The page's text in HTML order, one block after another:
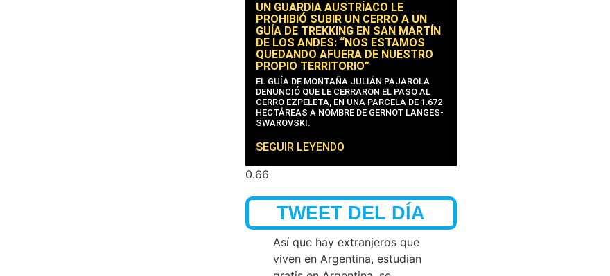
UN GUARDIA AUSTRÍACO LE
PROHIBIÓ SUBIR UN CERRO A UN
GUÍA DE TREKKING EN SAN MARTÍN
DE LOS ANDES: “NOS ESTAMOS
QUEDANDO AFUERA DE NUESTRO
PROPIO TERRITORIO”
EL GUÍA DE MONTAÑA JULIÁN PAJAROLA
DENUNCIÓ QUE LE CERRARON EL PASO AL
CERRO EZPELETA, EN UNA PARCELA DE 1.672
HECTÁREAS A NOMBRE DE GERNOT LANGES-
SWAROVSKI.
SEGUIR LEYENDO
TWEET DEL DÍA
Así que hay extranjeros que
viven en Argentina, estudian